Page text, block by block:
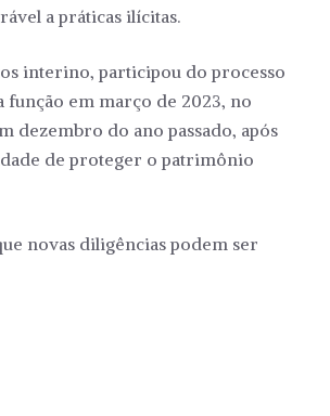
a práticas ilícitas.
interino, participou do processo
função em março de 2023, no
dezembro do ano passado, após
de proteger o patrimônio
novas diligências podem ser